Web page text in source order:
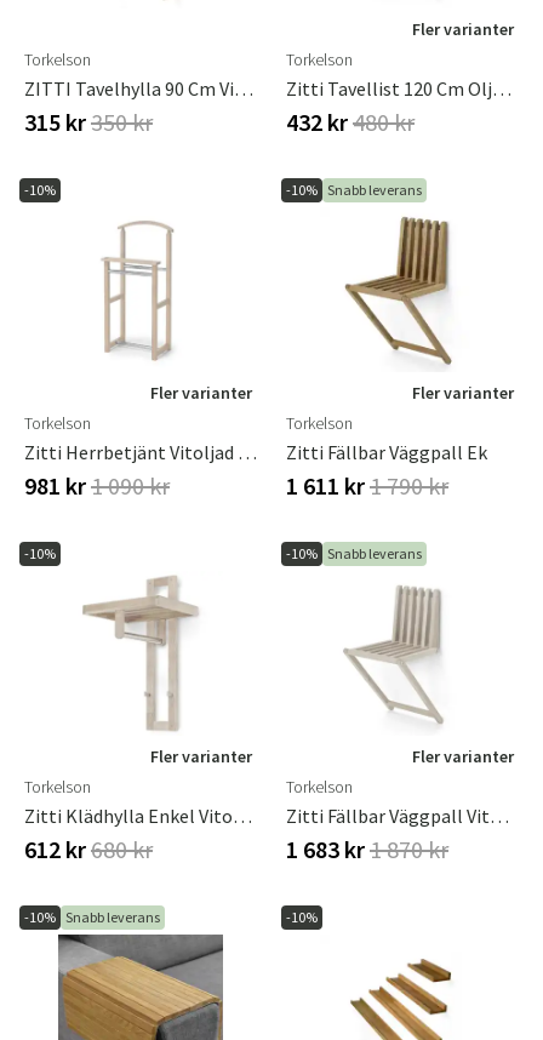
Torkelson
ZITTI Tavelhylla 90 Cm Vitoljad Ek
315 kr350 kr
Fler varianter
Torkelson
Zitti Tavellist 120 Cm Oljad Ek
432 kr480 kr
-10%
Fler varianter
Torkelson
Zitti Herrbetjänt Vitoljad Ek
981 kr1 090 kr
-10% Snabb leverans
Fler varianter
Torkelson
Zitti Fällbar Väggpall Ek
1 611 kr1 790 kr
-10%
Fler varianter
Torkelson
Zitti Klädhylla Enkel Vitoljad Ek
612 kr680 kr
-10% Snabb leverans
Fler varianter
Torkelson
Zitti Fällbar Väggpall Vitoljad Ek
1 683 kr1 870 kr
-10% Snabb leverans -10%